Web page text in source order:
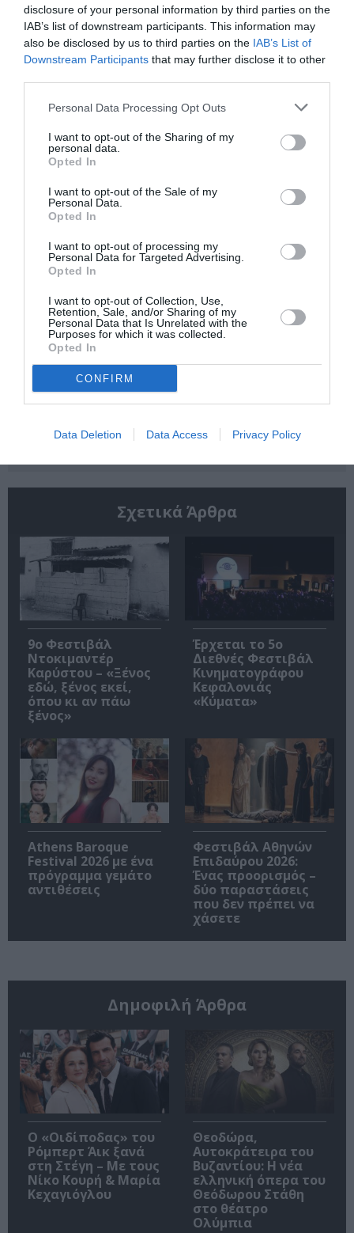
disclosure of your personal information by third parties on the
IAB’s list of downstream participants. This information may
also be disclosed by us to third parties on the IAB’s List of
Downstream Participants that may further disclose it to other
Personal Data Processing Opt Outs
I want to opt-out of the Sharing of my
personal data.
Opted In
I want to opt-out of the Sale of my
Personal Data.
Opted In
I want to opt-out of processing my
Personal Data for Targeted Advertising.
Opted In
I want to opt-out of Collection, Use,
Retention, Sale, and/or Sharing of my
Personal Data that Is Unrelated with the
Purposes for which it was collected.
Opted In
CONFIRM
Data Deletion Data Access Privacy Policy
μάθετε πρώτοι όλες τις ειδήσεις
Δείτε όλα τατελευταία νέαγια την Τέχνη και τον
Πολιτισμό στοCulturenow.gr
Νέοι Διαγωνισμοί❯
Tags
ΚΙΝΗΜΑΤΟΓΡΑΦΙΚΑ ΦΕΣΤΙΒΑΛ
Newsletter
Κάθε βδομάδα στο e-mail σας τα τελευταία νέα για
την Τέχνη και τον Πολιτισμό!
Σχετικά Άρθρα
9ο Φεστιβάλ
Ντοκιμαντέρ
Καρύστου – «Ξένος
εδώ, ξένος εκεί,
όπου κι αν πάω
ξένος»
Έρχεται το 5ο
Διεθνές Φεστιβάλ
Κινηματογράφου
Κεφαλονιάς
«Κύματα»
Athens Baroque
Festival 2026 με ένα
πρόγραμμα γεμάτο
αντιθέσεις
Φεστιβάλ Αθηνών
Επιδαύρου 2026:
Ένας προορισμός –
δύο παραστάσεις
που δεν πρέπει να
χάσετε
Δημοφιλή Άρθρα
O «Οιδίποδας» του
Ρόμπερτ Άικ ξανά
στη Στέγη – Με τους
Νίκο Κουρή & Μαρία
Κεχαγιόγλου
Θεοδώρα,
Αυτοκράτειρα του
Βυζαντίου: Η νέα
ελληνική όπερα του
Θεόδωρου Στάθη
στο θέατρο
Ολύμπια